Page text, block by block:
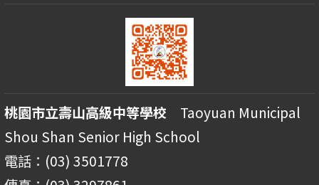
桃園市立壽山高級中等學校 Taoyuan Municipal
Shou Shan Senior High School
電話：(03) 3501778